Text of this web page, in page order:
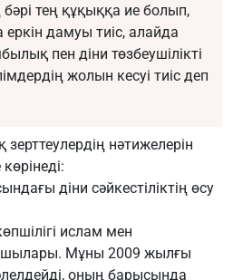
тең құқыққа ие болып,
дамуы тиіс, алайда
пен діни төзбеушілікті
жолын кесуі тиіс деп
нәтижелерін
діни сәйкестіліктің өсу
ислам мен
Мұны 2009 жылғы
оның барысында